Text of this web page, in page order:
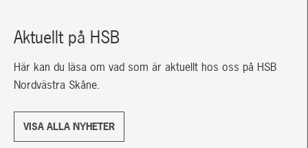
Aktuellt på HSB
Här kan du läsa om vad som är aktuellt hos oss på HSB
Nordvästra Skåne.
VISA ALLA NYHETER